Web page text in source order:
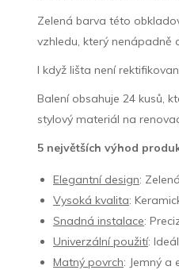
Zelená barva této
vzhledu, který nenápadně
I když lišta není
Balení obsahuje 24 kusů,
stylový materiál na
5 největších výhod
Elegantní design:
Vysoká kvalita:
Snadná instalace:
Univerzální použití:
Matný povrch: Jemný a